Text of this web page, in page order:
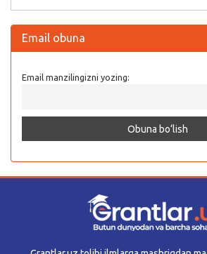
Email obuna
Email manzilingizni yozing: